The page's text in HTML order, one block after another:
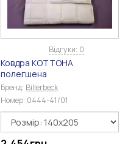
Відгуки: 0
Ковдра КОТТОНА
полегшена
Бренд: Billerbeck
Номер: 0444-41/01